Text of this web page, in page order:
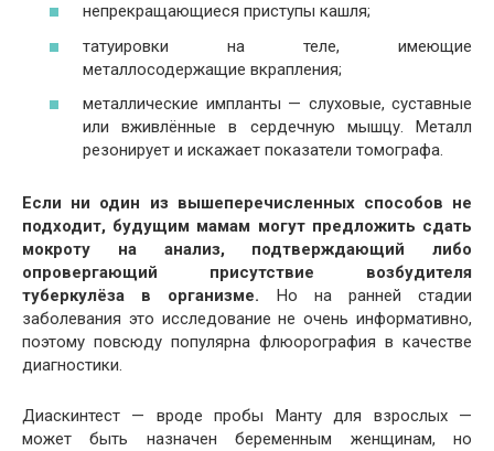
непрекращающиеся приступы кашля;
татуировки на теле, имеющие
металлосодержащие вкрапления;
металлические импланты — слуховые, суставные
или вживлённые в сердечную мышцу. Металл
резонирует и искажает показатели томографа.
Если ни один из вышеперечисленных способов не
подходит, будущим мамам могут предложить сдать
мокроту на анализ, подтверждающий либо
опровергающий присутствие возбудителя
туберкулёза в организме. Но на ранней стадии
заболевания это исследование не очень информативно,
поэтому повсюду популярна флюорография в качестве
диагностики.
Диаскинтест — вроде пробы Манту для взрослых —
может быть назначен беременным женщинам, но